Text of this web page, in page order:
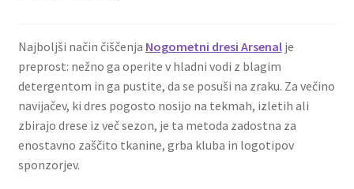
Najboljši način čiščenja Nogometni dresi Arsenalje
preprost: nežno ga operite v hladni vodi z blagim
detergentom in ga pustite, da se posuši na zraku. Za večino
navijačev, ki dres pogosto nosijo na tekmah, izletih ali
zbirajo drese iz več sezon, je ta metoda zadostna za
enostavno zaščito tkanine, grba kluba in logotipov
sponzorjev.